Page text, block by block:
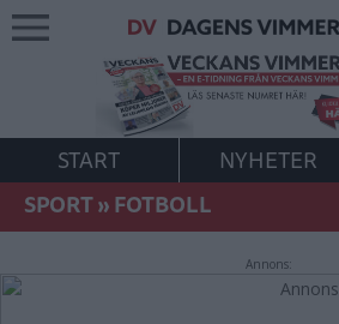
START NYHETER
SPORT»FOTBOLL
Annons: